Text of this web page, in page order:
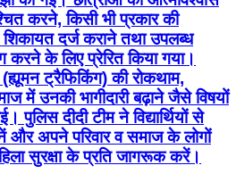
करने, किसी भी प्रकार की
दर्ज कराने तथा उपलब्ध
करने के लिए प्रेरित किया गया।
ट्रैफिकिंग) की रोकथाम,
में उनकी भागीदारी बढ़ाने जैसे विषयों
पुलिस दीदी टीम ने विद्यार्थियों से
अपने परिवार व समाज के लोगों
सुरक्षा के प्रति जागरूक करें।